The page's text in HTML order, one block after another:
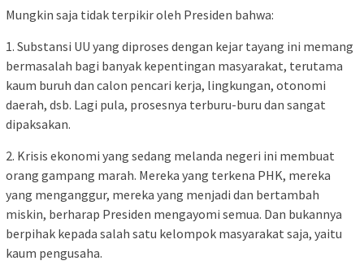
Mungkin saja tidak terpikir oleh Presiden bahwa:
1. Substansi UU yang diproses dengan kejar tayang ini memang
bermasalah bagi banyak kepentingan masyarakat, terutama
kaum buruh dan calon pencari kerja, lingkungan, otonomi
daerah, dsb. Lagi pula, prosesnya terburu-buru dan sangat
dipaksakan.
2. Krisis ekonomi yang sedang melanda negeri ini membuat
orang gampang marah. Mereka yang terkena PHK, mereka
yang menganggur, mereka yang menjadi dan bertambah
miskin, berharap Presiden mengayomi semua. Dan bukannya
berpihak kepada salah satu kelompok masyarakat saja, yaitu
kaum pengusaha.